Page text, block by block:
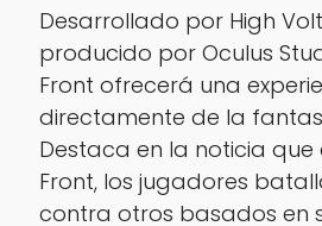
Desarrollado por High
producido por Oculus
Front ofrecerá una
directamente de la
Destaca en la noticia que
Front, los jugadores
contra otros basados en